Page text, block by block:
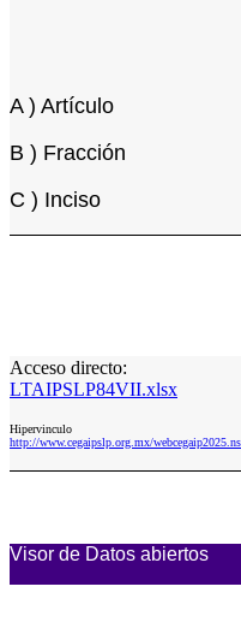
A ) Artículo
B ) Fracción
C ) Inciso
Acceso directo:
LTAIPSLP84VII.xlsx
Hipervinculo
http://www.cegaipslp.org.mx/
Visor de Datos abiertos